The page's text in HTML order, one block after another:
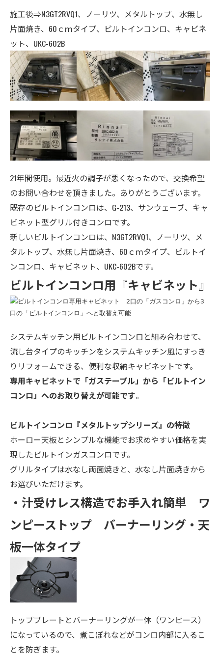
施工後⇒N3GT2RVQ1、ノーリツ、 メタルトップ、 水無し
片面焼き、 60ｃｍタイプ、ビルトインコンロ、キャビネ
ット、UKC-602B
21年間使用。最近火の調子が悪くなったので、交換希望
のお問い合わせを頂きました。ありがとうございます。
既存のビルトインコンロは、G-213、サンウェーブ、キャ
ビネット型グリル付きコンロです。
新しいビルトインコンロは、N3GT2RVQ1、ノーリツ、 メ
タルトップ、 水無し片面焼き、 60ｃｍタイプ、ビルトイ
ンコンロ、キャビネット、UKC-602Bです。
ビルトインコンロ用『キャビネット』
システムキッチン用ビルトインコンロと組み合わせて、
流し台タイプのキッチンをシステムキッチン風にすっき
りリフォームできる、便利な収納キャビネットです。
専用キャビネットで「ガステーブル」から「ビルトイン
コンロ」へのお取り替えが可能です。
ビルトインコンロ『メタルトップシリーズ』の特徴
ホーロー天板とシンプルな機能でお求めやすい価格を実
現したビルトインガスコンロです。
グリルタイプは水なし両面焼きと、水なし片面焼きから
お選びいただけます。
・汁受けレス構造でお手入れ簡単 ワ
ンピーストップ バーナーリング・天
板一体タイプ
トッププレートとバーナーリングが一体（ワンピース）
になっているので、煮こぼれなどがコンロ内部に入るこ
とを防ぎます。